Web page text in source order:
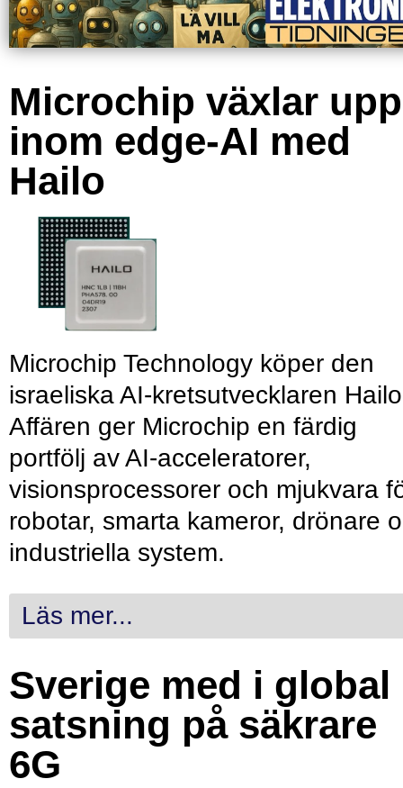
Microchip växlar upp
inom edge-AI med
Hailo
Microchip Technology köper den
israeliska AI-kretsutvecklaren
Affären ger Microchip en färdig
portfölj av AI-acceleratorer,
visionsprocessorer och mjukvara
robotar, smarta kameror, drönare
industriella system.
Läs mer...
Sverige med i global
satsning på säkrare
6G